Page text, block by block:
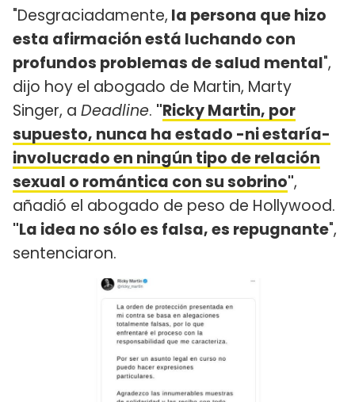
"Desgraciadamente, la persona que hizo
esta afirmación está luchando con
profundos problemas de salud mental",
dijo hoy el abogado de Martin, Marty
Singer, a Deadline. "Ricky Martin, por
supuesto, nunca ha estado -ni estaría-
involucrado en ningún tipo de relación
sexual o romántica con su sobrino",
añadió el abogado de peso de Hollywood.
"La idea no sólo es falsa, es repugnante",
sentenciaron.